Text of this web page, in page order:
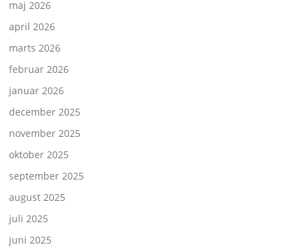
maj 2026
april 2026
marts 2026
februar 2026
januar 2026
december 2025
november 2025
oktober 2025
september 2025
august 2025
juli 2025
juni 2025